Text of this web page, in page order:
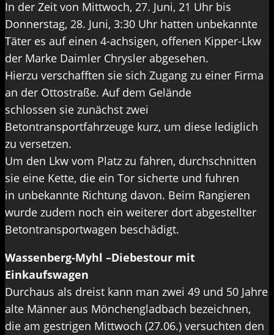
In der Zeit von Mittwoch, 27. Juni, 21 Uhr bis
Donnerstag, 28. Juni, 3:30 Uhr hatten unbekannte
Täter es auf einen 4-achsigen, offenen Kipper-Lkw
der Marke Daimler Chrysler abgesehen.
Hierzu verschafften sie sich Zugang zu einer Firma
an der Ottostraße. Auf dem Gelände
schlossen sie zunächst zwei
Betontransportfahrzeuge kurz, um diese lediglich
zu versetzen.
Um den Lkw vom Platz zu fahren, durchschnitten
sie eine Kette, die ein Tor sicherte und fuhren
in unbekannte Richtung davon. Beim Rangieren
wurde zudem noch ein weiterer dort abgestellter
Betontransportwagen beschädigt.
Wassenberg-Myhl –Diebestour mit
Einkaufswagen
Durchaus als dreist kann man zwei 49 und 50 Jahre
alte Männer aus Mönchengladbach bezeichnen,
die am gestrigen Mittwoch (27.06.) versuchten den